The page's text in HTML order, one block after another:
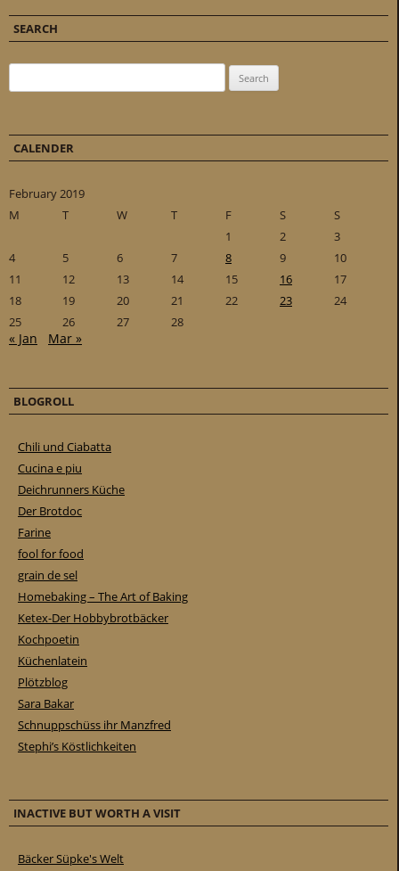
SEARCH
CALENDER
February 2019
M
T W T F S
S
1
2
3
4
5 6 7 8 9
10
11
12 13 14 15 16
17
18
19 20 21 22 23
24
25
26 27 28
« Jan Mar »
BLOGROLL
Chili und Ciabatta
Cucina e piu
Deichrunners Küche
Der Brotdoc
Farine
fool for food
grain de sel
Homebaking – The Art of Baking
Ketex-Der Hobbybrotbäcker
Kochpoetin
Küchenlatein
Plötzblog
Sara Bakar
Schnuppschüss ihr Manzfred
Stephi’s Köstlichkeiten
INACTIVE BUT WORTH A VISIT
Bäcker Süpke's Welt